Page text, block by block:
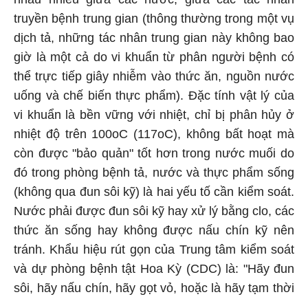
truyền bệnh trung gian (thông thường trong một vụ
dịch tả, những tác nhân trung gian này không bao
giờ là một cả do vi khuẩn từ phân người bệnh có
thể trực tiếp giây nhiễm vào thức ăn, nguồn nước
uống và chế biến thực phẩm). Đặc tính vật lý của
vi khuẩn là bền vững với nhiệt, chỉ bị phân hủy ở
nhiệt độ trên 100oC (117oC), không bất hoạt mà
còn được "bảo quản" tốt hơn trong nước muối do
đó trong phòng bệnh tả, nước và thực phẩm sống
(không qua đun sôi kỹ) là hai yếu tố cần kiểm soát.
Nước phải được đun sôi kỹ hay xử lý bằng clo, các
thức ăn sống hay không được nấu chín kỹ nên
tránh. Khẩu hiệu rút gọn của Trung tâm kiểm soát
và dự phòng bệnh tật Hoa Kỳ (CDC) là: "Hãy đun
sôi, hãy nấu chín, hãy gọt vỏ, hoặc là hãy tạm thời